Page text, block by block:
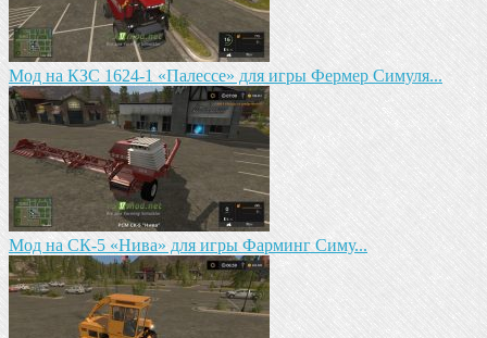
Мод на КЗС 1624-1 «Палессе» для игры Фермер Симуля...
Mод на СК-5 «Нива» для игры Фарминг Симу...